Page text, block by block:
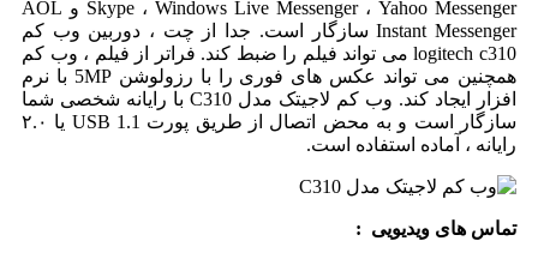
Skype ، Windows Live Messenger ، Yahoo Messenger و AOL
Instant Messenger سازگار است. جدا از چت ، دوربین وب کم
logitech c310 می تواند فیلم را ضبط کند. فراتر از فیلم ، وب کم
همچنین می تواند عکس های فوری را با رزولوشن 5MP با نرم
افزار ایجاد کند. وب کم لاجیتک مدل C310 با رایانه شخصی شما
سازگار است و به محض اتصال از طریق پورت USB 1.1 یا ۲.۰
رایانه ، آماده استفاده است.
تماس های ویدیویی :